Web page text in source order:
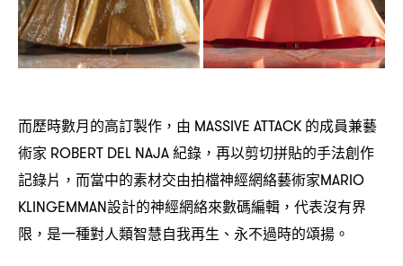
而歷時數月的高訂製作 ， 由 MASSIVE ATTACK 的成員兼藝
術家 ROBERT DEL NAJA紀錄 ， 再以剪切拼貼的手法創作
記錄片 ， 而當中的素材交由拍檔神經網絡藝術家MARIO
KLINGEMMAN設計的神經網絡來數碼編輯 ， 代表沒有界
限 ， 是一種對人類智慧自我再生、永不過時的頌揚。